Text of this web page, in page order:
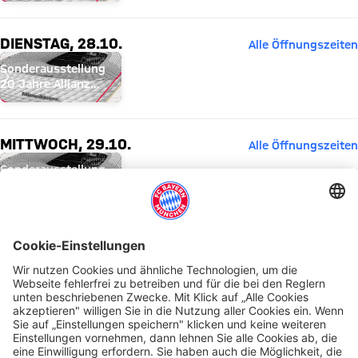
DIENSTAG, 28.10.
Alle Öffnungszeiten
Sonderausstellung
20 Jahre Allianz
Arena
MITTWOCH, 29.10.
Alle Öffnungszeiten
Sonderausstellung
DONNERSTAG, 30.10.
Sonderausstellung
20 Jahre Allianz
Arena
FREITAG, 31.10. Alle Öffnungszeiten